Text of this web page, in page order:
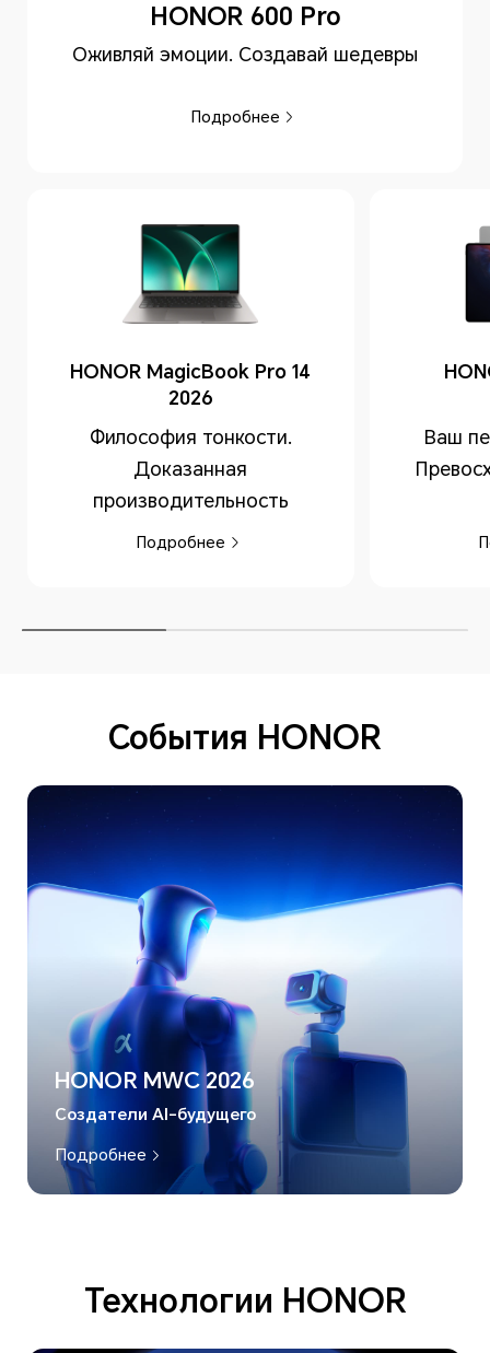
HONOR 600 Pro
Оживляй эмоции. Создавай шедевры
Подробнее
HONOR MagicBook Pro 14
2026
Философия тонкости.
Доказанная
производительность
Подробнее
Ваш
События HONOR
HONOR MWC 2026
Создатели AI-будущего
Подробнее
Технологии HONOR